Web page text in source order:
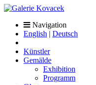
Navigation
English | Deutsch
Künstler
Gemälde
Exhibition
Programm